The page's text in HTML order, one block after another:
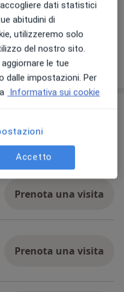
Prenota una visita
Prenota una visita
Prenota una visita
dati statistici
abitudini di
utilizzeremo solo
del nostro sito.
le tue
dalle impostazioni. Per
Informativa sui cookie
Accetto